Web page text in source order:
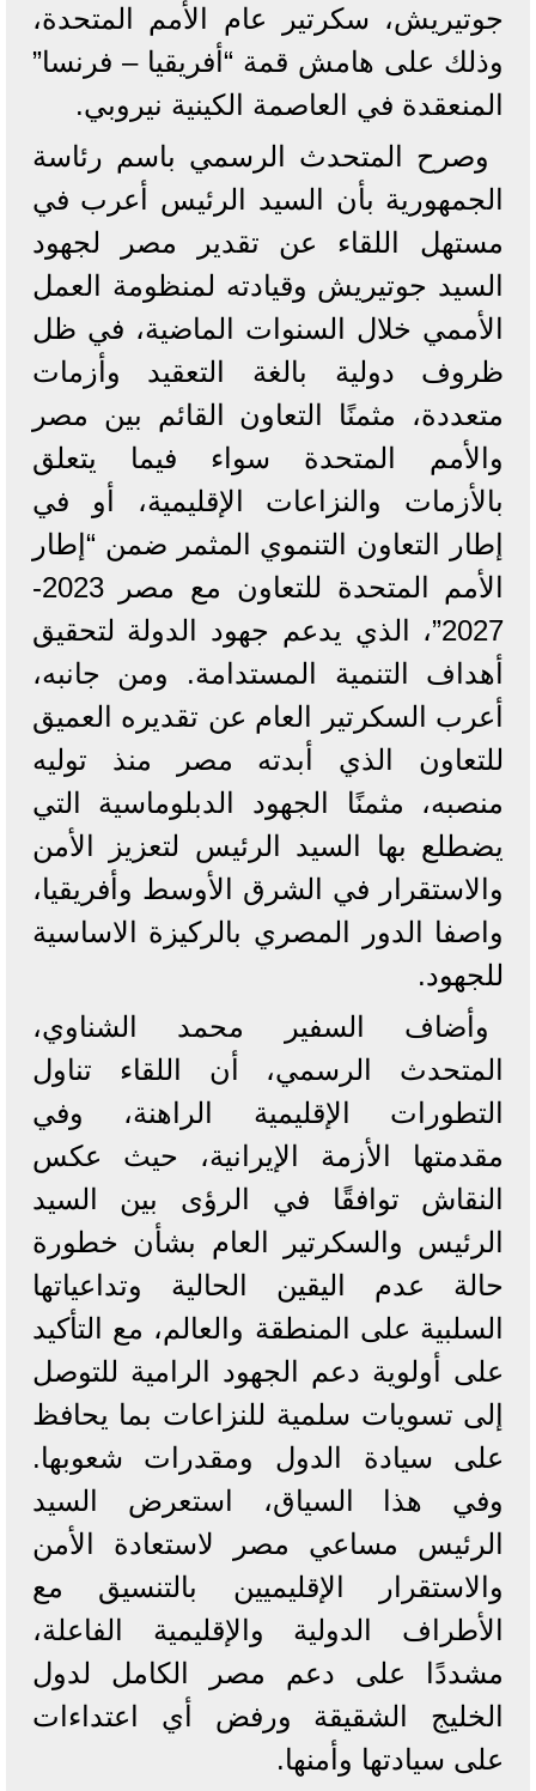
جوتيريش، سكرتير عام الأمم المتحدة،
وذلك على هامش قمة “أفريقيا – فرنسا”
المنعقدة في العاصمة الكينية نيروبي.
وصرح المتحدث الرسمي باسم رئاسة
الجمهورية بأن السيد الرئيس أعرب في
مستهل اللقاء عن تقدير مصر لجهود
السيد جوتيريش وقيادته لمنظومة العمل
الأممي خلال السنوات الماضية، في ظل
ظروف دولية بالغة التعقيد وأزمات
متعددة، مثمنًا التعاون القائم بين مصر
والأمم المتحدة سواء فيما يتعلق
بالأزمات والنزاعات الإقليمية، أو في
إطار التعاون التنموي المثمر ضمن “إطار
الأمم المتحدة للتعاون مع مصر 2023-
2027”، الذي يدعم جهود الدولة لتحقيق
أهداف التنمية المستدامة. ومن جانبه،
أعرب السكرتير العام عن تقديره العميق
للتعاون الذي أبدته مصر منذ توليه
منصبه، مثمنًا الجهود الدبلوماسية التي
يضطلع بها السيد الرئيس لتعزيز الأمن
والاستقرار في الشرق الأوسط وأفريقيا،
واصفا الدور المصري بالركيزة الاساسية
للجهود.
وأضاف السفير محمد الشناوي،
المتحدث الرسمي، أن اللقاء تناول
التطورات الإقليمية الراهنة، وفي
مقدمتها الأزمة الإيرانية، حيث عكس
النقاش توافقًا في الرؤى بين السيد
الرئيس والسكرتير العام بشأن خطورة
حالة عدم اليقين الحالية وتداعياتها
السلبية على المنطقة والعالم، مع التأكيد
على أولوية دعم الجهود الرامية للتوصل
إلى تسويات سلمية للنزاعات بما يحافظ
على سيادة الدول ومقدرات شعوبها.
وفي هذا السياق، استعرض السيد
الرئيس مساعي مصر لاستعادة الأمن
والاستقرار الإقليميين بالتنسيق مع
الأطراف الدولية والإقليمية الفاعلة،
مشددًا على دعم مصر الكامل لدول
الخليج الشقيقة ورفض أي اعتداءات
على سيادتها وأمنها.